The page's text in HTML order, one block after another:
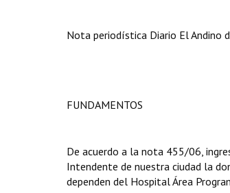
Nota periodística Diario El Andino
FUNDAMENTOS
De acuerdo a la nota 455/06,
Intendente de nuestra ciudad la
dependen del Hospital Área